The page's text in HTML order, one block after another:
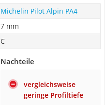
Michelin Pilot Alpin PA4
7 mm
C
Nachteile
vergleichsweise
geringe Profiltiefe